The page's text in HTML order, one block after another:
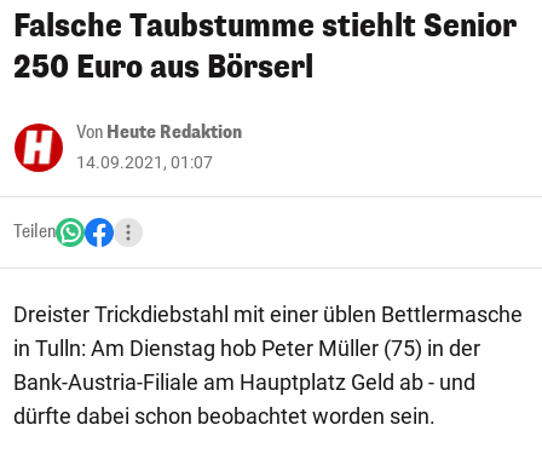
Falsche Taubstumme stiehlt Senior
250 Euro aus Börserl
Von Heute Redaktion
14.09.2021, 01:07
Teilen
Dreister Trickdiebstahl mit einer üblen Bettlermasche
in Tulln: Am Dienstag hob Peter Müller (75) in der
Bank-Austria-Filiale am Hauptplatz Geld ab - und
dürfte dabei schon beobachtet worden sein.